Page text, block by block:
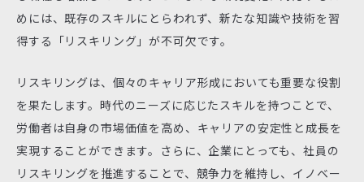
めには、既存のスキルにとらわれず、新たな知識や技術を習
得する「リスキリング」が不可欠です。
リスキリングは、個々のキャリア形成においても重要な役割
を果たします。時代のニーズに応じたスキルを持つことで、
労働者は自身の市場価値を高め、キャリアの安定性と成長を
実現することができます。さらに、企業にとっても、社員の
リスキリングを推進することで、競争力を維持し、イノベー